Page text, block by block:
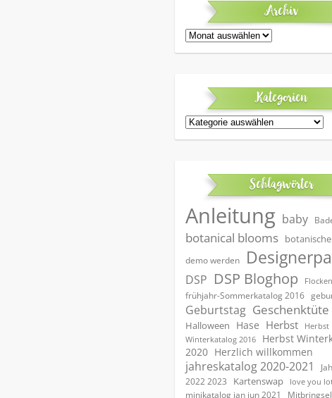
Archiv
Archiv
Kategorien
Kategorien
Schlagwörter
Anleitung baby
botanical blooms
demo werden
DSP DSP Bloghop
frühjahr-Sommerkatalog 2016
Geburtstag Geschenktüte
Halloween Hase Herbst
Herbst
Winterkatalog 2016
Herbst
2020 Herzlich willkommen
jahreskatalog 2020-2021
2022 2023
Kartenswap love you
minikatalog jan jun 2021 Mitbringsel